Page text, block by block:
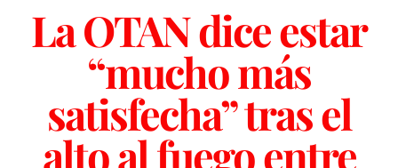
La OTAN dice estar
“mucho más
satisfecha” tras el
alto al fuego entre